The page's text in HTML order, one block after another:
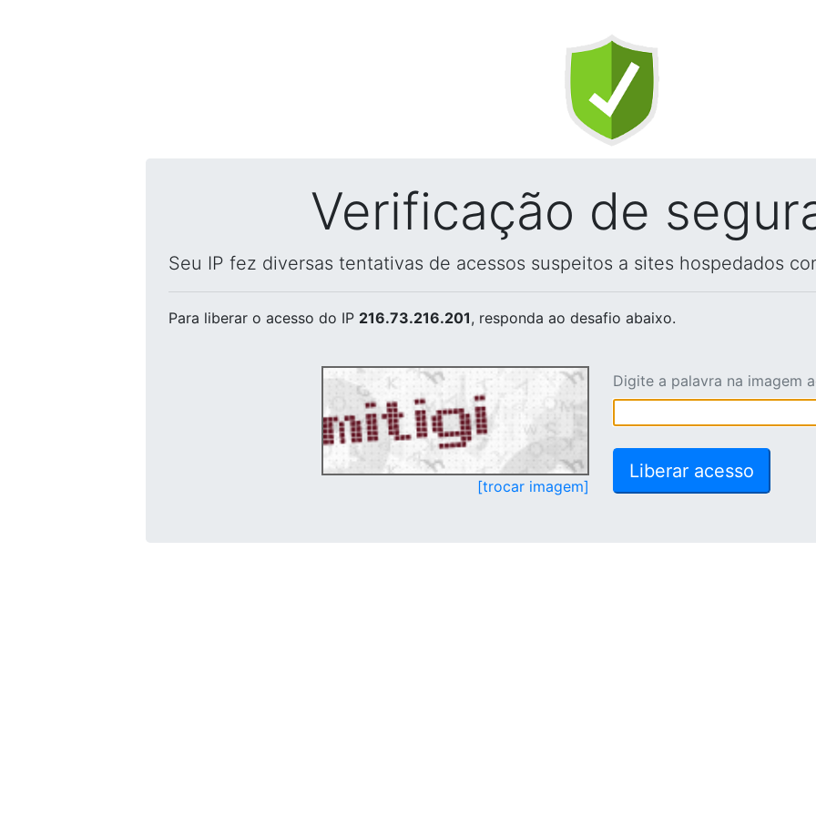
Verificação de
Seu IP fez diversas tentativas de acessos suspeitos a sites hospedados
Para liberar o acesso do IP 216.73.216.201, responda ao desafio abaixo.
[trocar imagem]
Digite a palavra na imagem